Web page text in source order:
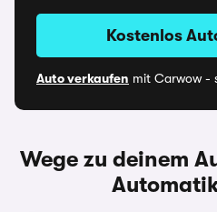
Kostenlos
Auto verkaufen mit Carwow -
Wege zu deinem